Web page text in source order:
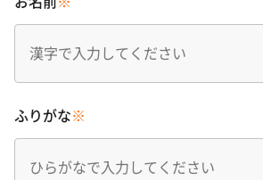
ふりがな※